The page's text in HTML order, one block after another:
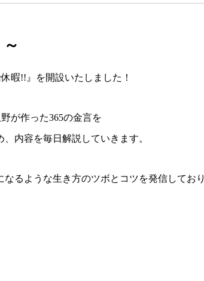
暇!!』 を開設いたしました！
が作った365の金言を
内容を毎日解説していきます。
るような生き方のツボとコツを発信しており